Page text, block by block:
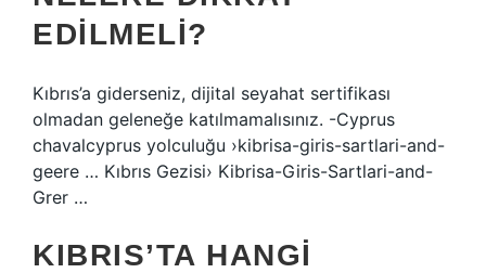
EDILMELI?
Kıbrıs’a giderseniz, dijital seyahat sertifikası
olmadan geleneğe katılmamalısınız. -Cyprus
chavalcyprus yolculuğu ›kibrisa-giris-sartlari-and-
geere … Kıbrıs Gezisi› Kibrisa-Giris-Sartlari-and-
Grer …
KIBRIS’TA HANGI